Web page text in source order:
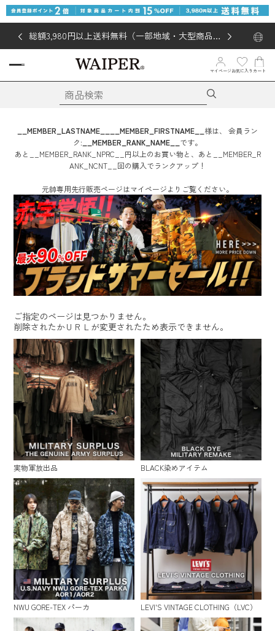
総額3,980円以上送料無料（一部地域・大型商品対
マイページ お気に入り カート
__MEMBER_LASTNAME__ __MEMBER_FIRSTNAME__ 様は、
会員ラン
ク: __MEMBER_RANK_NAME__ です。
あと
__MEMBER_RANK_NPRC__ 円以上のお買い物と、あと
__MEMBER_R
ANK_NCNT__ 回の購入でランクアップ！
元帥専用先行販売ページはマイページよりご覧ください。
ご指定のページは見つかりません。
削除されたかＵＲＬが変更されたため表示できません。
実物軍放出品 BLACK染めアイテム
NWU GORE-TEX パーカ LEVI'S VINTAGE CLOTHING（LVC）